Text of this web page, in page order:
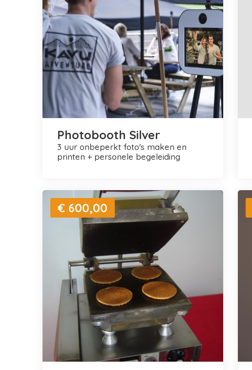
Photobooth Silver
3 uur onbeperkt foto's maken en
printen + personele begeleiding
€ 600,00